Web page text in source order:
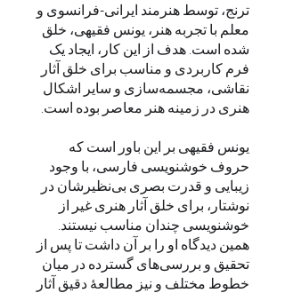
ترنج، توسط هنرمند ایرانی-فرانسوی و
معلم با تجربه هنر، یونس فقیهی، خلق
شده است. هدف از این کار، ایجاد یک
فرم کاربردی و مناسب برای خلق آثار
نقاشی، مجسمه‌سازی و سایر اشکال
یونس فقیهی بر این باور است که
حروف خوشنویسی فارسی، با وجود
زیبایی و قدرت بصری بی‌نظیرشان در
نوشتار، برای خلق آثار هنری غیر از
خوشنویسی چندان مناسب نیستند.
همین دیدگاه او را بر آن داشت تا پس از
تحقیق و بررسی‌های گسترده در میان
خطوط مختلف و نیز مطالعهٔ دقیق آثار